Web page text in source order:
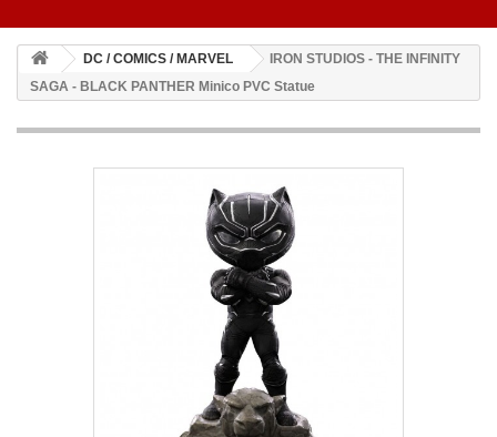
DC / COMICS / MARVEL
IRON STUDIOS - THE INFINITY
SAGA - BLACK PANTHER Minico PVC Statue